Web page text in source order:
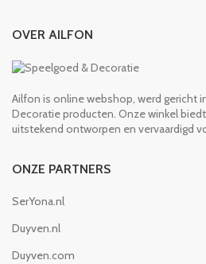
OVER AILFON
Ailfon is online webshop, werd gericht
Decoratie producten. Onze winkel
uitstekend ontworpen en vervaardigd
ONZE PARTNERS
SerYona.nl
Duyven.nl
Duyven.com